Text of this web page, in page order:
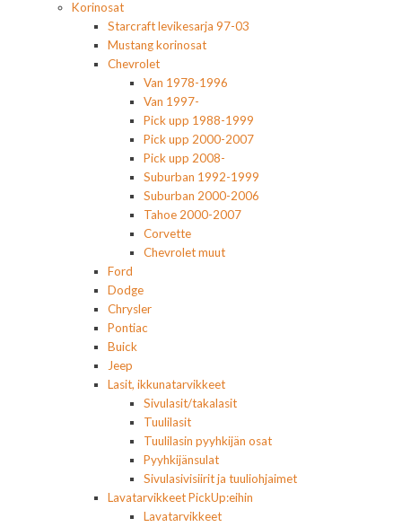
Korinosat
Starcraft levikesarja 97-03
Mustang korinosat
Chevrolet
Van 1978-1996
Van 1997-
Pick upp 1988-1999
Pick upp 2000-2007
Pick upp 2008-
Suburban 1992-1999
Suburban 2000-2006
Tahoe 2000-2007
Corvette
Chevrolet muut
Ford
Dodge
Chrysler
Pontiac
Buick
Jeep
Lasit, ikkunatarvikkeet
Sivulasit/takalasit
Tuulilasit
Tuulilasin pyyhkijän osat
Pyyhkijänsulat
Sivulasivisiirit ja tuuliohjaimet
Lavatarvikkeet PickUp:eihin
Lavatarvikkeet